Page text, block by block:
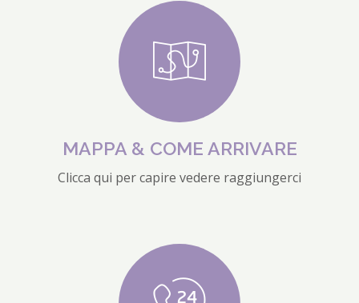
MAPPA & COME ARRIVARE
Clicca qui per capire vedere raggiungerci